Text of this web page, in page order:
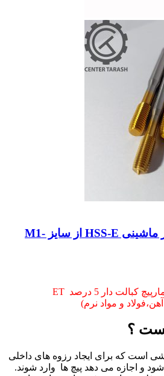
معرفی و فروش قلاویز ماشینی HSS-E از سایز M1-
قلاویز ماشینی مستقیم و مارپیچ کبالت دار 5 درصد ET
و مواد نرم)
؟
است که برای ایجاد رزوه های داخلی
و اجازه می دهد پیچ ها وارد شوند.